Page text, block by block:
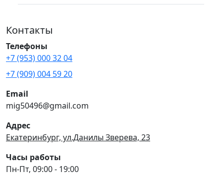
Контакты
Телефоны
+7 (953) 000 32 04
+7 (909) 004 59 20
Email
mig50496@gmail.com
Адрес
Екатеринбург, ул.Данилы Зверева, 23
Часы работы
Пн-Пт, 09:00 - 19:00